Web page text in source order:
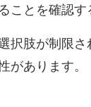
とを確認す
択肢が制限
あります。